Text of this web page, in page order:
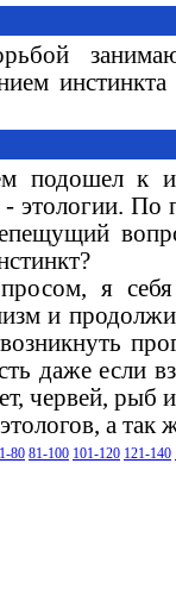
подошел к
этологии. По
я
и
даже если
червей, рыб и
а так
80 81-100 101-120 121-140